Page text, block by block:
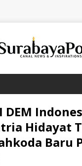
DEM
Hidayat
Baru